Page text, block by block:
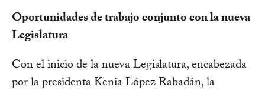
Oportunidades de trabajo conjunto con la nueva
Legislatura
Con el inicio de la nueva Legislatura, encabezada
por la presidenta Kenia López Rabadán, la